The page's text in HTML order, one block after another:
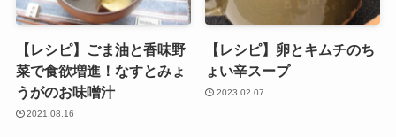
【レシピ】ごま油と香味野
菜で食欲増進！なすとみょ
うがのお味噌汁
2021.08.16
【レシピ】卵とキムチのち
ょい辛スープ
2023.02.07